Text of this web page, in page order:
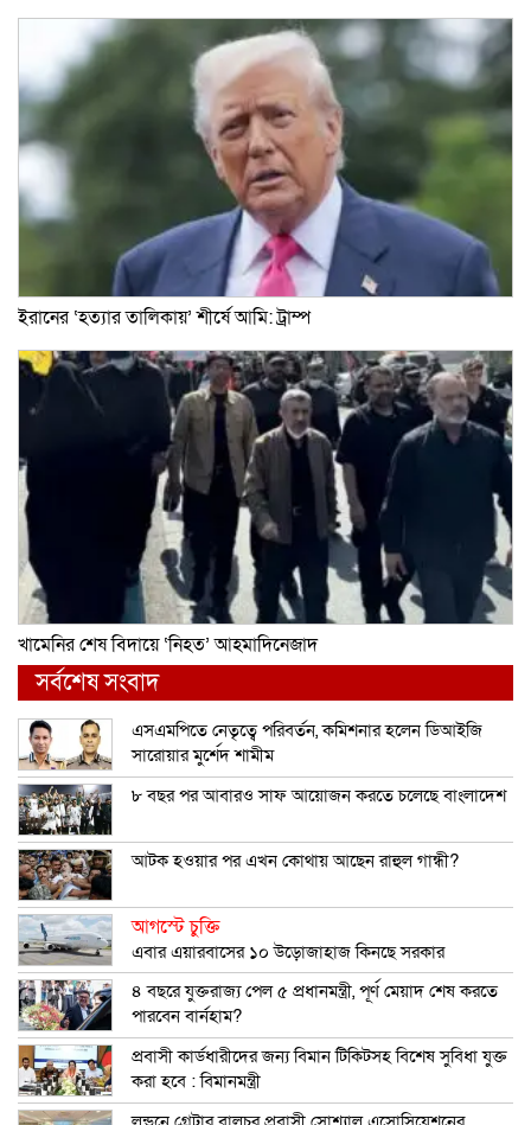
ইরানের ‘হত্যার তালিকায়’ শীর্ষে আমি: ট্রাম্প
খামেনির শেষ বিদায়ে ‘নিহত’ আহমাদিনেজাদ
সর্বশেষ সংবাদ
এসএমপিতে নেতৃত্বে পরিবর্তন, কমিশনার হলেন ডিআইজি
সারোয়ার মুর্শেদ শামীম
৮ বছর পর আবারও সাফ আয়োজন করতে চলেছে বাংলাদেশ
আটক হওয়ার পর এখন কোথায় আছেন রাহুল গান্ধী?
আগস্টে চুক্তি
এবার এয়ারবাসের ১০ উড়োজাহাজ কিনছে সরকার
৪ বছরে যুক্তরাজ্য পেল ৫ প্রধানমন্ত্রী, পূর্ণ মেয়াদ শেষ করতে
পারবেন বার্নহাম?
প্রবাসী কার্ডধারীদের জন্য বিমান টিকিটসহ বিশেষ সুবিধা যুক্ত
করা হবে : বিমানমন্ত্রী